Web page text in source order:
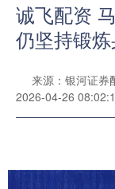
诚飞配资
仍坚持锻
来源：银河证券
2026-04-26